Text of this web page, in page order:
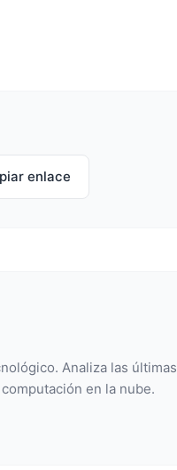
enlace
Analiza las últimas
en la nube.